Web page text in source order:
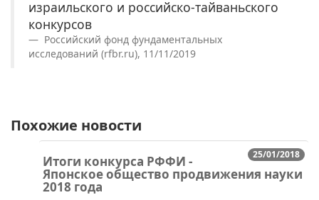
израильского и российско-тайваньского
конкурсов
Российский фонд фундаментальных
исследований (rfbr.ru), 11/11/2019
Похожие новости
25/01/2018
Итоги конкурса РФФИ -
Японское общество продвижения науки
2018 года